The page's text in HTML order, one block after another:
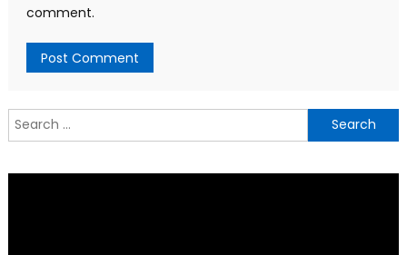
comment.
Search
for: